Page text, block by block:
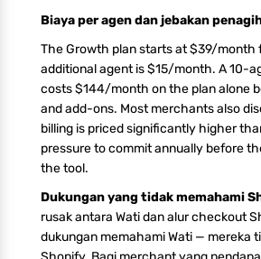
Biaya per agen dan jebakan
The Growth plan starts at $39/month
additional agent is $15/month. A 10-
costs $144/month on the plan alone
and add-ons. Most merchants also
billing is priced significantly higher
pressure to commit annually before
the tool.
Dukungan yang tidak memahami
rusak antara Wati dan alur checkout
dukungan memahami Wati — mereka